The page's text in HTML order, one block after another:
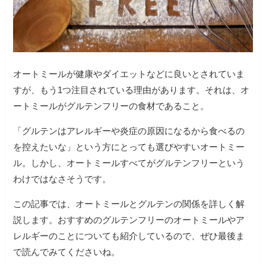
オートミールが健康やダイエットなどに良いとされていま
すが、もう1つ注目されている理由があります。それは、オ
ートミールがグルテンフリーの食材であること。
「グルテンはアレルギーや炎症の原因になるから食べるの
を控えたいな」という方にとっても選びやすいオートミー
ル。しかし、オートミールすべてがグルテンフリーという
わけではなさそうです。
この記事では、オートミールとグルテンの関係を詳しく解
説します。おすすめのグルテンフリーのオートミールやア
レルギーのことについても紹介しているので、ぜひ最後ま
で読んでみてくださいね。